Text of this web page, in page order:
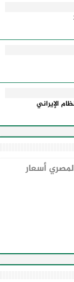
الإيراني
أسعار